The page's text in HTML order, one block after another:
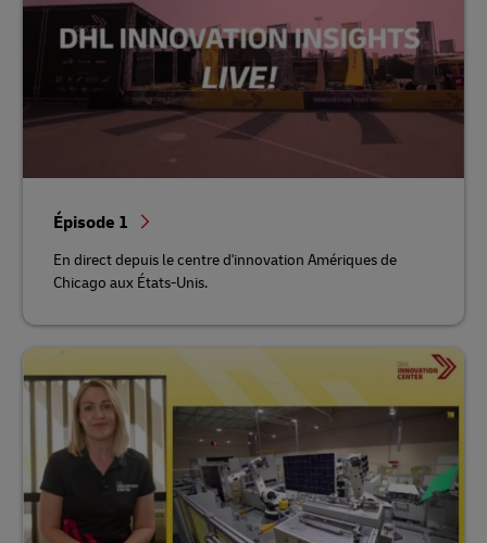
Épisode 1
En direct depuis le centre d'innovation Amériques de
Chicago aux États-Unis.